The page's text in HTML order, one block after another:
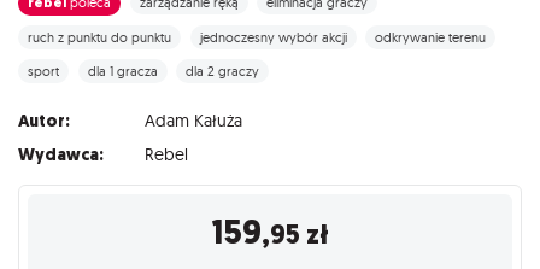
ruch z punktu do punktu jednoczesny wybór akcji
odkrywanie terenu
sport
dla 1 gracza dla 2 graczy
Autor: Adam Kałuża
Wydawca: Rebel
159,95 zł